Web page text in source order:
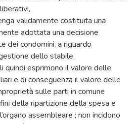
validamente costituita una
adottata una decisione
dei condomini, a riguardo
dello stabile.
quindi esprimono il valore delle
e di conseguenza il valore delle
sulle parti in comune
della ripartizione della spesa e
assembleare ; non incidono